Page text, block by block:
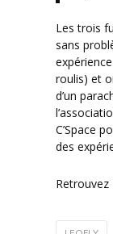
Les trois
sans
roulis) et
d’un
C’Space
des
Retrouvez